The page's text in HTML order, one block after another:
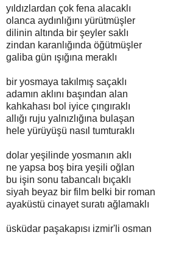
yıldızlardan çok fena alacaklı
olanca aydınlığını yürütmüşler
dilinin altında bir şeyler saklı
zindan karanlığında öğütmüşler
galiba gün ışığına meraklı
bir yosmaya takılmış saçaklı
adamın aklını başından alan
kahkahası bol iyice çıngıraklı
allığı ruju yalnızlığına bulaşan
hele yürüyüşü nasıl tumturaklı
dolar yeşilinde yosmanın aklı
ne yapsa boş bira yeşili oğlan
bu işin sonu tabancalı bıçaklı
siyah beyaz bir film belki bir roman
ayaküstü cinayet suratı ağlamaklı
üsküdar paşakapısı izmir'li osman